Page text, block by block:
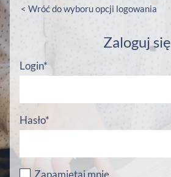
< Wróć do wyboru opcji logowania
Zaloguj się
Login*
Hasło*
Zapamiętaj mnie